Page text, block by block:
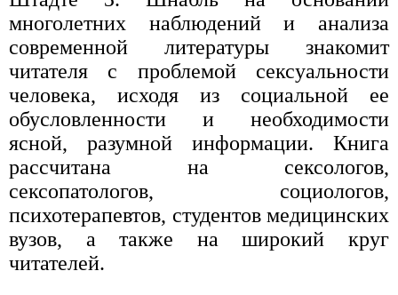
многолетних наблюдений и анализа
современной литературы знакомит
читателя с проблемой сексуальности
человека, исходя из социальной ее
обусловленности и необходимости
ясной, разумной информации. Книга
рассчитана на сексологов,
сексопатологов, социологов,
психотерапевтов, студентов медицинских
вузов, а также на широкий круг
читателей.